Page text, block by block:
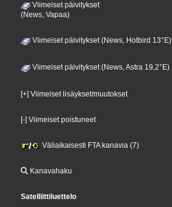
Viimeiset päivitykset
(News, Vapaa)
Viimeiset päivitykset (News, Hotbird 13°E)
Viimeiset päivitykset (News, Astra 19,2°E)
[+] Viimeiset lisäykset/muutokset
[-] Viimeiset poistuneet
Väliaikaisesti FTA kanavia (7)
Kanavahaku
Satelliittiluettelo